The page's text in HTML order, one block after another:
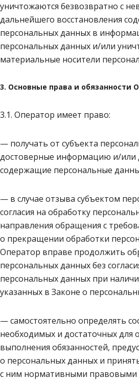
уничтожаются безвозвратно с
дальнейшего восстановления
персональных данных в
персональных данных и/или
материальные носители
3. Основные права и обязанности
3.1. Оператор имеет право:
— получать от субъекта
достоверные информацию и/или
содержащие персональные
— в случае отзыва субъектом
согласия на обработку
направления обращения с
о прекращении обработки
Оператор вправе продолжить
персональных данных без
персональных данных при
указанных в Законе о
— самостоятельно определять
необходимых и достаточных для
выполнения обязанностей,
о персональных данных и
с ним нормативными правовыми